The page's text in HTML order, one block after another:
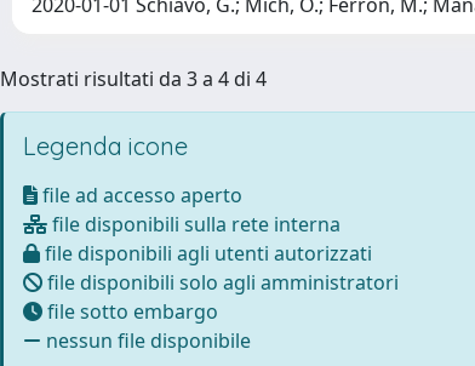
Mostrati risultati da 3 a 4 di 4
Legenda icone
file ad accesso aperto
file disponibili sulla rete interna
file disponibili agli utenti autorizzati
file disponibili solo agli amministratori
file sotto embargo
nessun file disponibile